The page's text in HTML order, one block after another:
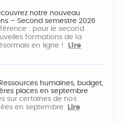
notre nouveau
– Second semestre 2026
: pour le second
formations de la
en ligne !
Lire
humaines, budget,
places en septembre
sur certaines de nos
en septembre
Lire